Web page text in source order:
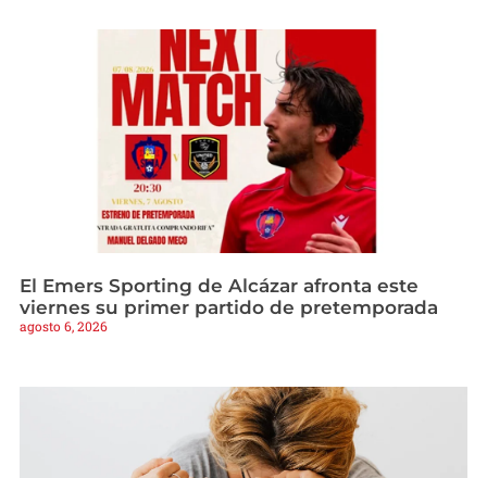
El Emers Sporting de Alcázar afronta este
viernes su primer partido de pretemporada
agosto 6, 2026